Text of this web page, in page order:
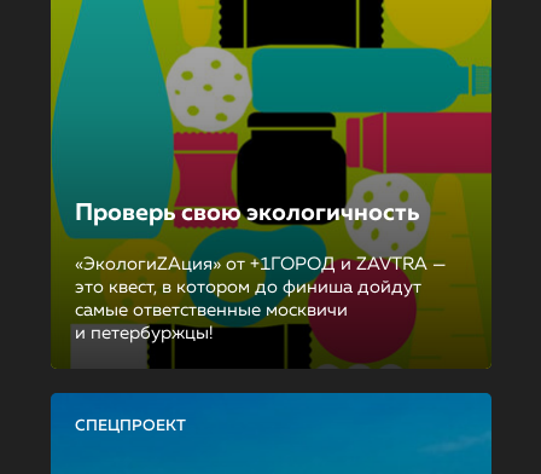
Проверь свою экологичность
«ЭкологиZAция» от +1ГОРОД и ZAVTRA —
это квест, в котором до финиша дойдут
самые ответственные москвичи
и петербуржцы!
СПЕЦПРОЕКТ